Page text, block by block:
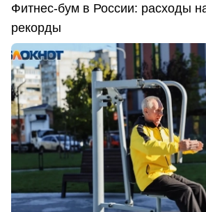
Фитнес-бум в России: расходы
рекорды